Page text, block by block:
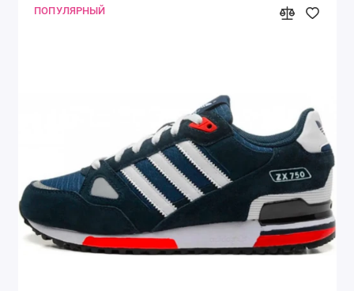
ПОПУЛЯРНЫЙ